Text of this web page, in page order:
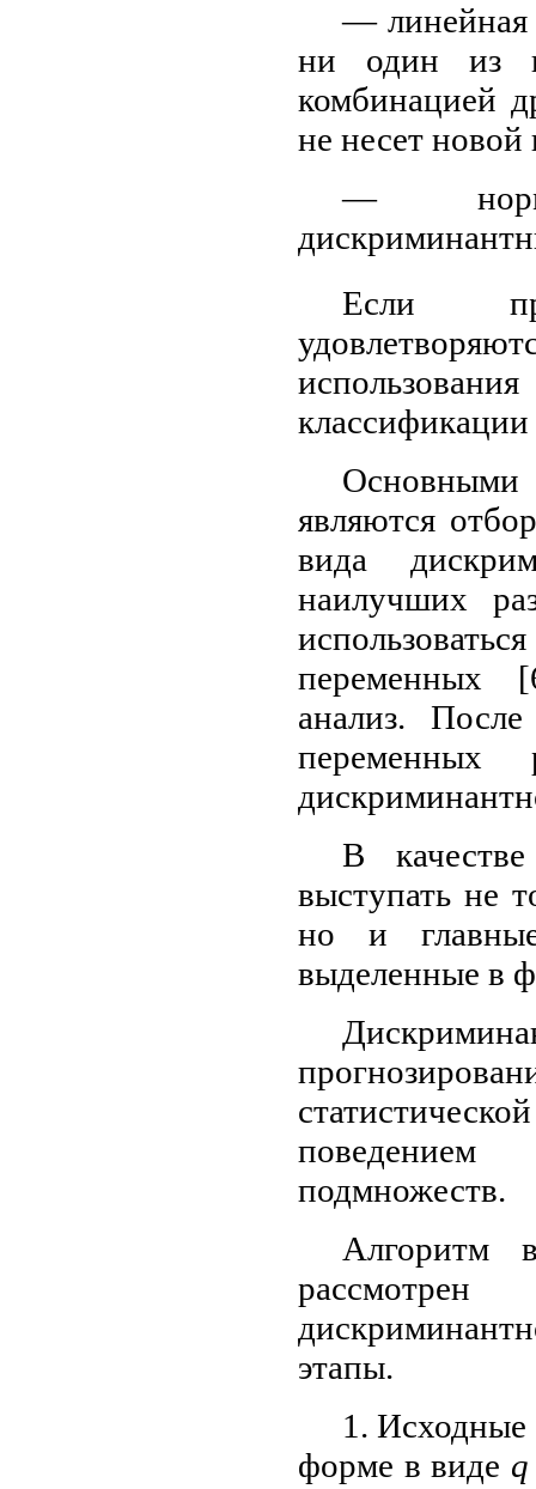
— линейная
ни один из
комбинацией
не несет
—
Если
Основными
являются
вида
наилучших
переменных
анализ.
В
выступать не
но и
выделенные в
поведением
подмножеств.
Алгоритм
этапы.
1. Исходные
форме в виде q